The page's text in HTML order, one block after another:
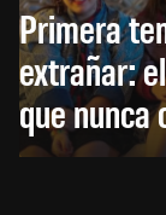
Primera
extrañar:
que nunca